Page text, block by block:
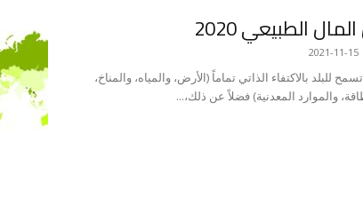
الطبيعي 2020
2021-11-15
للبلد بالاكتفاء الذاتي تماماً (الأرض، والمياه، والمناخ،
والموارد المعدنية) فضلاً عن ذلك،...